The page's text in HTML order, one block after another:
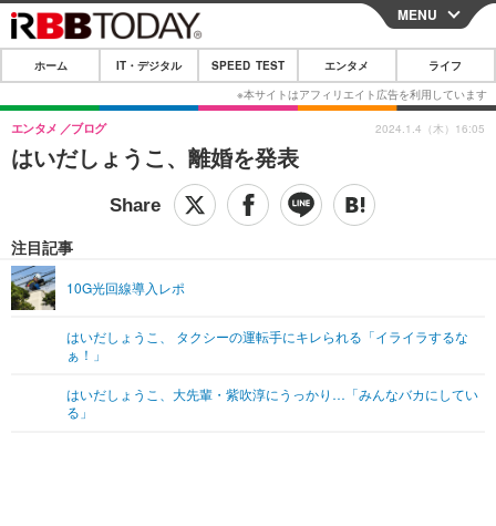
CLOSE
ホーム
IT・デジタル
IT・デジタルTOP
ネタ ガジェット・ツール
SPEED TEST
音楽 スポーツ
グラビア ブログ
ライフ
ペット ショッピング
その他
リリース一覧
プッシュ通知の停止方法
MENU
ホーム IT・デジタル SPEED TEST エンタメ ライフ
はいだしょうこ、離婚を発表
エンタメ ブログ
注目記事
10G光回線導入レポ
はいだしょうこ、 タクシーの運転手にキレられる「イライラするな
ぁ！」
はいだしょうこ、大先輩・紫吹淳にうっかり…「みんなバカにしてい
る」
2024.1.4（木）16:05